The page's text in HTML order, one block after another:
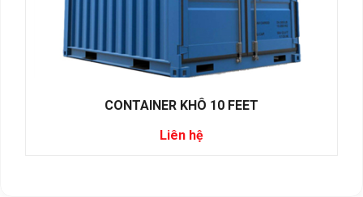
CONTAINER KHÔ 10 FEET
Liên hệ